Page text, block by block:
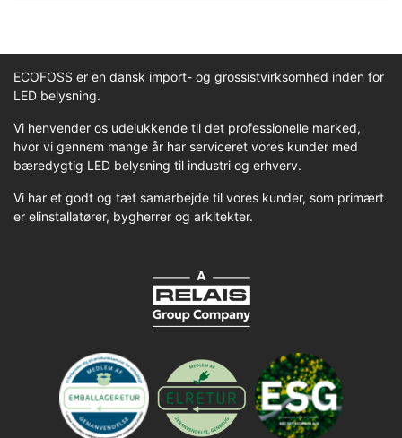
ECOFOSS er en dansk import- og grossistvirksomhed inden for
LED belysning.
Vi henvender os udelukkende til det professionelle marked,
hvor vi gennem mange år har serviceret vores kunder med
bæredygtig LED belysning til industri og erhverv.
Vi har et godt og tæt samarbejde til vores kunder, som primært
er elinstallatører, bygherrer og arkitekter.